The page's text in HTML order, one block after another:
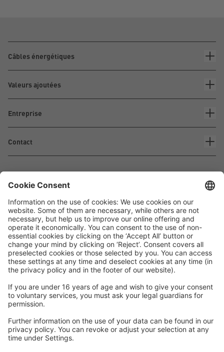
Câbles énergétiques
Valeurs ajoutées
Entreprise
Contact
Waskönig+Walter
Kabel-Werk GmbH u. Co. KG
Ostermoorstraße 77
26683 Saterland
Téléphone +49 4498 88-0
Fax +49 4498 88-900
info[att]waskoenig.de